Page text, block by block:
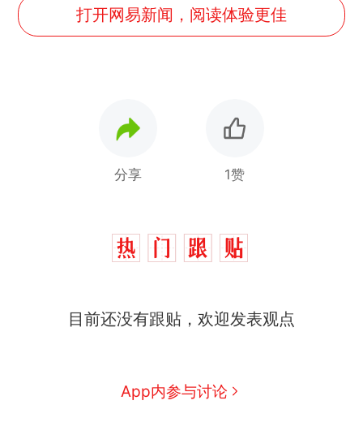
打开网易新闻，阅读体验更佳
分享 1赞
目前还没有跟贴，欢迎发表观点
App内参与讨论
人生
新 搬家报价570元，搬到楼下
交5060元才肯搬上楼！女子傻